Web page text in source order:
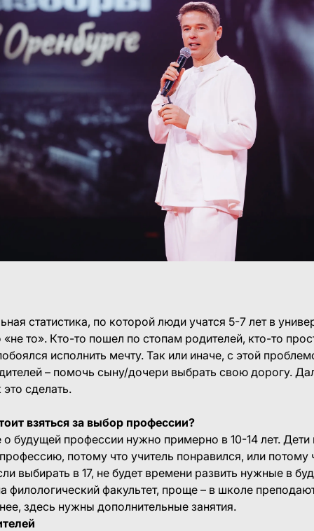
статистика, по которой люди учатся 5-7 лет в
то». Кто-то пошел по стопам родителей, кто-то
исполнить мечту. Так или иначе, с этой
– помочь сыну/дочери выбрать свою дорогу.
сделать.
взяться за выбор профессии?
будущей профессии нужно примерно в 10-14 лет. Дети
потому что учитель понравился, или потому
выбирать в 17, не будет времени развить нужные в
филологический факультет, проще – в школе
здесь нужны дополнительные занятия.